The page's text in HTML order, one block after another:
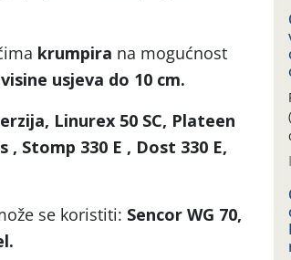
krumpira na mogućnost
usjeva do 10 cm.
Linurex 50 SC, Plateen
, Stomp 330 E , Dost 330 E,
se koristiti: Sencor WG 70,